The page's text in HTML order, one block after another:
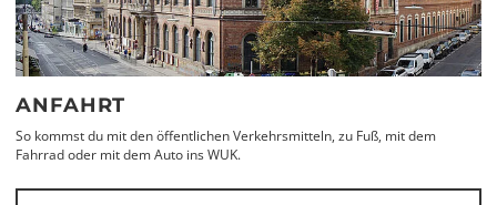
ANFAHRT
So kommst du mit den öffentlichen Verkehrsmitteln, zu Fuß, mit dem
Fahrrad oder mit dem Auto ins WUK.